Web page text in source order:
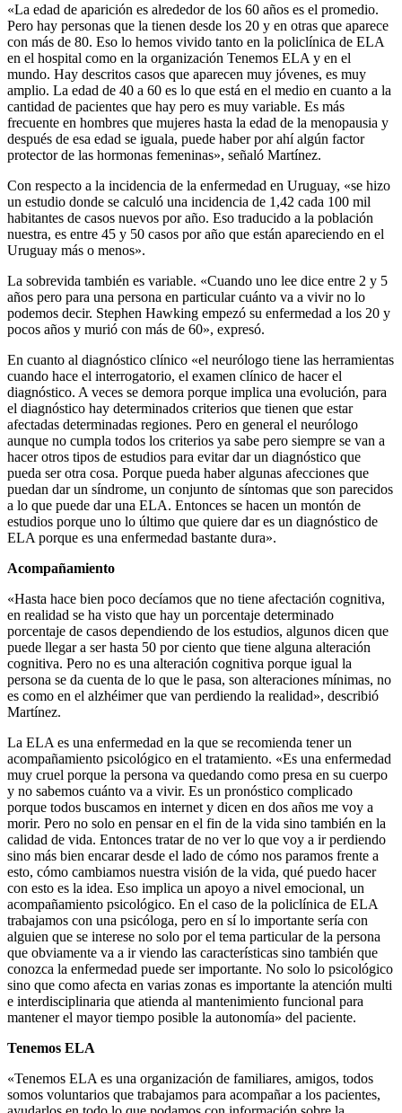
«La edad de aparición es alrededor de los 60 años es el promedio.
Pero hay personas que la tienen desde los 20 y en otras que aparece
con más de 80. Eso lo hemos vivido tanto en la policlínica de ELA
en el hospital como en la organización Tenemos ELA y en el
mundo. Hay descritos casos que aparecen muy jóvenes, es muy
amplio. La edad de 40 a 60 es lo que está en el medio en cuanto a la
cantidad de pacientes que hay pero es muy variable. Es más
frecuente en hombres que mujeres hasta la edad de la menopausia y
después de esa edad se iguala, puede haber por ahí algún factor
protector de las hormonas femeninas», señaló Martínez.
Con respecto a la incidencia de la enfermedad en Uruguay, «se hizo
un estudio donde se calculó una incidencia de 1,42 cada 100 mil
habitantes de casos nuevos por año. Eso traducido a la población
nuestra, es entre 45 y 50 casos por año que están apareciendo en el
Uruguay más o menos».
La sobrevida también es variable. «Cuando uno lee dice entre 2 y 5
años pero para una persona en particular cuánto va a vivir no lo
podemos decir. Stephen Hawking empezó su enfermedad a los 20 y
pocos años y murió con más de 60», expresó.
En cuanto al diagnóstico clínico «el neurólogo tiene las herramientas
cuando hace el interrogatorio, el examen clínico de hacer el
diagnóstico. A veces se demora porque implica una evolución, para
el diagnóstico hay determinados criterios que tienen que estar
afectadas determinadas regiones. Pero en general el neurólogo
aunque no cumpla todos los criterios ya sabe pero siempre se van a
hacer otros tipos de estudios para evitar dar un diagnóstico que
pueda ser otra cosa. Porque pueda haber algunas afecciones que
puedan dar un síndrome, un conjunto de síntomas que son parecidos
a lo que puede dar una ELA. Entonces se hacen un montón de
estudios porque uno lo último que quiere dar es un diagnóstico de
ELA porque es una enfermedad bastante dura».
Acompañamiento
«Hasta hace bien poco decíamos que no tiene afectación cognitiva,
en realidad se ha visto que hay un porcentaje determinado
porcentaje de casos dependiendo de los estudios, algunos dicen que
puede llegar a ser hasta 50 por ciento que tiene alguna alteración
cognitiva. Pero no es una alteración cognitiva porque igual la
persona se da cuenta de lo que le pasa, son alteraciones mínimas, no
es como en el alzhéimer que van perdiendo la realidad», describió
Martínez.
La ELA es una enfermedad en la que se recomienda tener un
acompañamiento psicológico en el tratamiento. «Es una enfermedad
muy cruel porque la persona va quedando como presa en su cuerpo
y no sabemos cuánto va a vivir. Es un pronóstico complicado
porque todos buscamos en internet y dicen en dos años me voy a
morir. Pero no solo en pensar en el fin de la vida sino también en la
calidad de vida. Entonces tratar de no ver lo que voy a ir perdiendo
sino más bien encarar desde el lado de cómo nos paramos frente a
esto, cómo cambiamos nuestra visión de la vida, qué puedo hacer
con esto es la idea. Eso implica un apoyo a nivel emocional, un
acompañamiento psicológico. En el caso de la policlínica de ELA
trabajamos con una psicóloga, pero en sí lo importante sería con
alguien que se interese no solo por el tema particular de la persona
que obviamente va a ir viendo las características sino también que
conozca la enfermedad puede ser importante. No solo lo psicológico
sino que como afecta en varias zonas es importante la atención multi
e interdisciplinaria que atienda al mantenimiento funcional para
mantener el mayor tiempo posible la autonomía» del paciente.
Tenemos ELA
«Tenemos ELA es una organización de familiares, amigos, todos
somos voluntarios que trabajamos para acompañar a los pacientes,